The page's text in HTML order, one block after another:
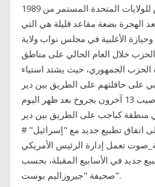
مراحلها. في عهد بوش الاب كرئيس للولايات المتحدة المستمر من 1989
1442 بعد الهجرة 2‏‏/6‏‏/1442 بعد الهجرة بضعة مقاعد قليلة هي التي
الأغلبية في مجلس نواب ولاية
الحزب خلال العام الحالي على مناطق
الجمهوري، حيث يشتد استياء
إرهابي على حافلتهم على الطريق بين دير
الزور وتدمر. استشهد 28 مواطنا وأصيب 13 آخرون بجروح بعد ظهر اليوم
منطقة كباجب على الطريق بين دير
اتفاق تطبيع جديد مع "إسرائيل" #
تعمل إدارة الرئيس الأمريكي
جديد في الأسابيع المقبلة، بحسب
صحيفة "جيروزاليم بوست".